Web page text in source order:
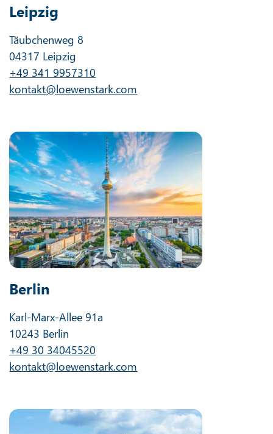
Leipzig
Täubchenweg 8
04317 Leipzig
+49 341 9957310
kontakt@loewenstark.com
Berlin
Karl-Marx-Allee 91a
10243 Berlin
+49 30 34045520
kontakt@loewenstark.com